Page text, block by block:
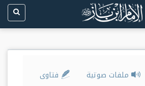
ملفات صوتية فتاوى